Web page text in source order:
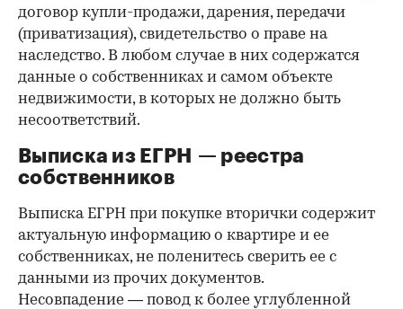
договор купли-продажи, дарения, передачи
(приватизация), свидетельство о праве на
наследство. В любом случае в них содержатся
данные о собственниках и самом объекте
недвижимости, в которых не должно быть
несоответствий.
Выписка из ЕГРН — реестра
собственников
Выписка ЕГРН при покупке вторички содержит
актуальную информацию о квартире и ее
собственниках, не поленитесь сверить ее с
данными из прочих документов.
Несовпадение — повод к более углубленной